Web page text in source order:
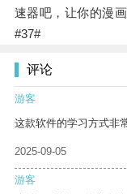
速器吧，让你的漫
#37#
评论
游客
这款软件的学习方式非
2025-09-05
游客